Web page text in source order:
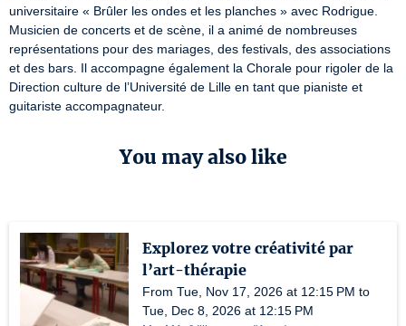
universitaire « Brûler les ondes et les planches » avec Rodrigue.
Musicien de concerts et de scène, il a animé de nombreuses
représentations pour des mariages, des festivals, des associations
et des bars. Il accompagne également la Chorale pour rigoler de la
Direction culture de l’Université de Lille en tant que pianiste et
guitariste accompagnateur.
You may also like
Explorez votre créativité par
l’art-thérapie
From Tue, Nov 17, 2026 at 12:15 PM to
Tue, Dec 8, 2026 at 12:15 PM